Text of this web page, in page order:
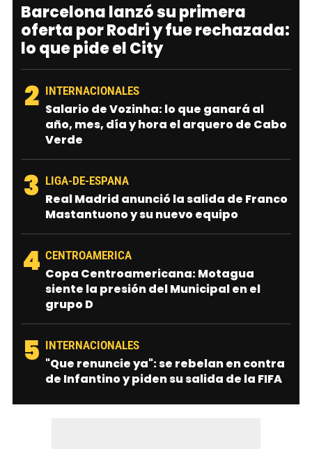
Barcelona lanzó su primera
oferta por Rodri y fue rechazada:
lo que pide el City
2 INTERNACIONALES
Salario de Vozinha: lo que ganará al
año, mes, día y hora el arquero de Cabo
Verde
3 LIGA-DE-ESPANA
Real Madrid anunció la salida de Franco
Mastantuono y su nuevo equipo
4 CENTROAMERICA
Copa Centroamericana: Motagua
siente la presión del Municipal en el
grupo D
5 INTERNACIONALES
"Que renuncie ya": se rebelan en contra
de Infantino y piden su salida de la FIFA